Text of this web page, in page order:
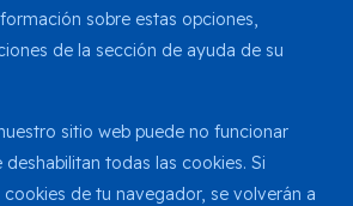
sobre estas opciones,
de la sección de ayuda de su
sitio web puede no funcionar
todas las cookies. Si
de tu navegador, se volverán a